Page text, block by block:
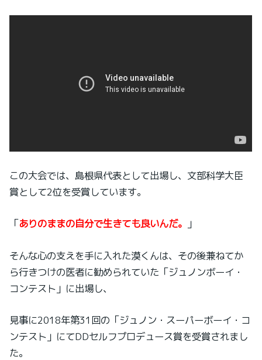
この大会では、島根県代表として出場し、文部科学大臣
賞として2位を受賞しています。
「ありのままの自分で生きても良いんだ。 」
そんな心の支えを手に入れた漠くんは、その後兼ねてか
ら行きつけの医者に勧められていた「ジュノンボーイ・
コンテスト」に出場し、
見事に2018年第31回の「ジュノン・スーパーボーイ・コ
ンテスト」にてDDセルフプロデュース賞を受賞されまし
た。